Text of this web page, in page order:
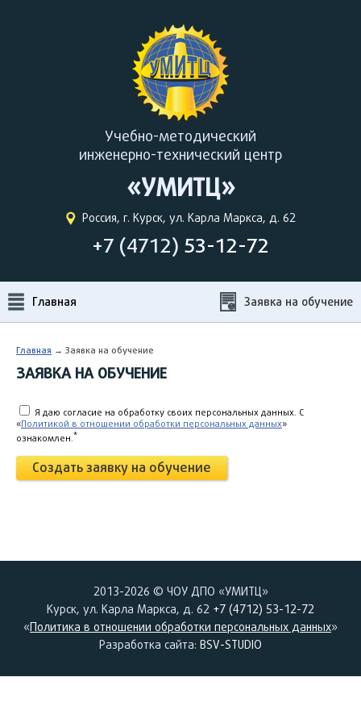
Учебно-методический
инженерно-технический центр
«УМИТЦ»
Россия, г. Курск, ул. Карла Маркса, д. 62
+7 (4712) 53-12-72
Главная Заявка на обучение
Главная → Заявка на обучение
ЗАЯВКА НА ОБУЧЕНИЕ
Я даю согласие на обработку своих персональных данных. C
«Политикой в отношении обработки персональных данных»
ознакомлен. *
Создать заявку на обучение
2013-2026 © ЧОУ ДПО «УМИТЦ»
Курск, ул. Карла Маркса, д. 62 +7 (4712) 53-12-72
«Политика в отношении обработки персональных данных»
Разработка сайта: BSV-STUDIO